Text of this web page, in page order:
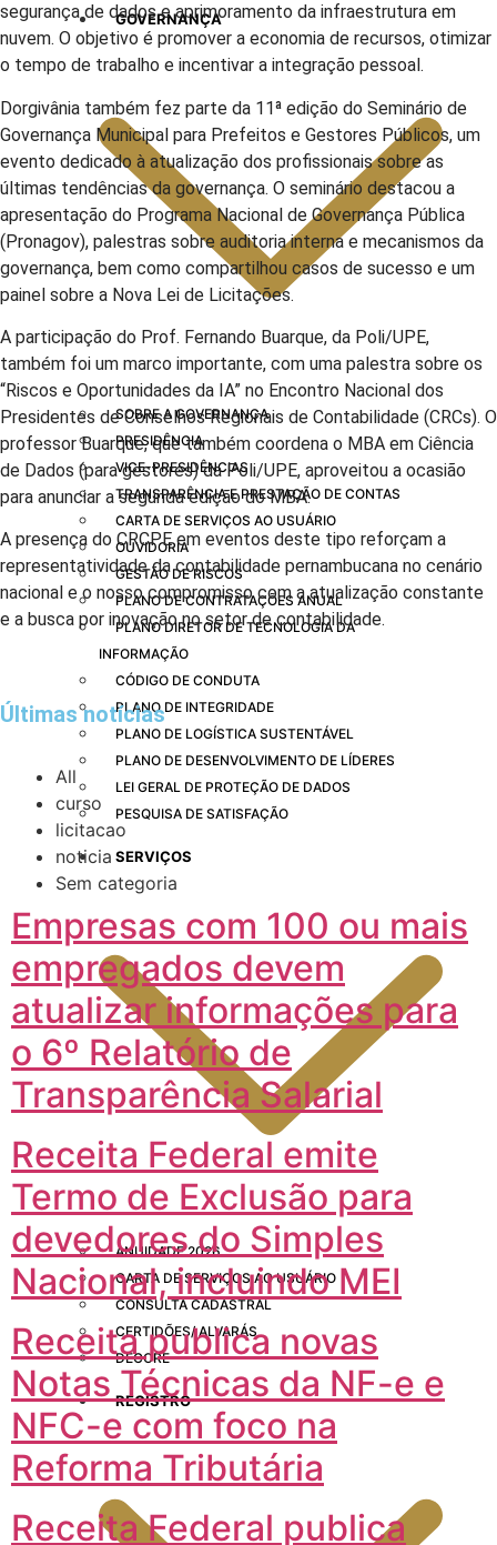
GOVERNANÇA
SOBRE A GOVERNANÇA
PRESIDÊNCIA
VICE-PRESIDÊNCIAS
TRANSPARÊNCIA E PRESTAÇÃO DE CONTAS
CARTA DE SERVIÇOS AO USUÁRIO
OUVIDORIA
GESTÃO DE RISCOS
PLANO DE CONTRATAÇÕES ANUAL
PLANO DIRETOR DE TECNOLOGIA DA
INFORMAÇÃO
CÓDIGO DE CONDUTA
PLANO DE INTEGRIDADE
PLANO DE LOGÍSTICA SUSTENTÁVEL
PLANO DE DESENVOLVIMENTO DE LÍDERES
LEI GERAL DE PROTEÇÃO DE DADOS
PESQUISA DE SATISFAÇÃO
SERVIÇOS
ANUIDADE 2026
CARTA DE SERVIÇOS AO USUÁRIO
CONSULTA CADASTRAL
CERTIDÕES/ ALVARÁS
DECORE
REGISTRO
segurança de dados e aprimoramento da infraestrutura em
nuvem. O objetivo é promover a economia de recursos, otimizar
o tempo de trabalho e incentivar a integração pessoal.
Dorgivânia também fez parte da 11ª edição do Seminário de
Governança Municipal para Prefeitos e Gestores Públicos, um
evento dedicado à atualização dos profissionais sobre as
últimas tendências da governança. O seminário destacou a
apresentação do Programa Nacional de Governança Pública
(Pronagov), palestras sobre auditoria interna e mecanismos da
governança, bem como compartilhou casos de sucesso e um
painel sobre a Nova Lei de Licitações.
A participação do Prof. Fernando Buarque, da Poli/UPE,
também foi um marco importante, com uma palestra sobre os
“Riscos e Oportunidades da IA” no Encontro Nacional dos
Presidentes de Conselhos Regionais de Contabilidade (CRCs). O
professor Buarque, que também coordena o MBA em Ciência
de Dados (para gestores) da Poli/UPE, aproveitou a ocasião
para anunciar a segunda edição do MBA.
A presença do CRCPE em eventos deste tipo reforçam a
representatividade da contabilidade pernambucana no cenário
nacional e o nosso compromisso com a atualização constante
e a busca por inovação no setor de contabilidade.
Últimas notícias
All
curso
licitacao
noticia
Sem categoria
Empresas com 100 ou mais
empregados devem
atualizar informações para
o 6º Relatório de
Transparência Salarial
Receita Federal emite
Termo de Exclusão para
devedores do Simples
Nacional, incluindo MEI
Receita publica novas
Notas Técnicas da NF-e e
NFC-e com foco na
Reforma Tributária
Receita Federal publica